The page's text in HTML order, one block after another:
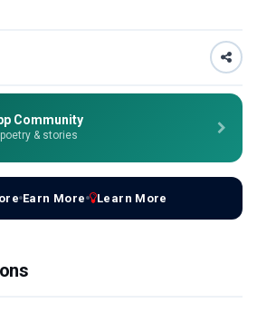
Community
& stories
Earn More Learn More